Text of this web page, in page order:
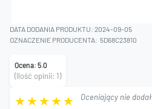
DATA DODANIA PRODUKTU: 2024-09-05
OZNACZENIE PRODUCENTA: 5D68C23810
Ocena: 5.0
(Ilość opinii: 1)
Oceniający nie